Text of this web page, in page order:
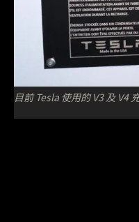
目前 Tesla 使用的 V3 及 V4